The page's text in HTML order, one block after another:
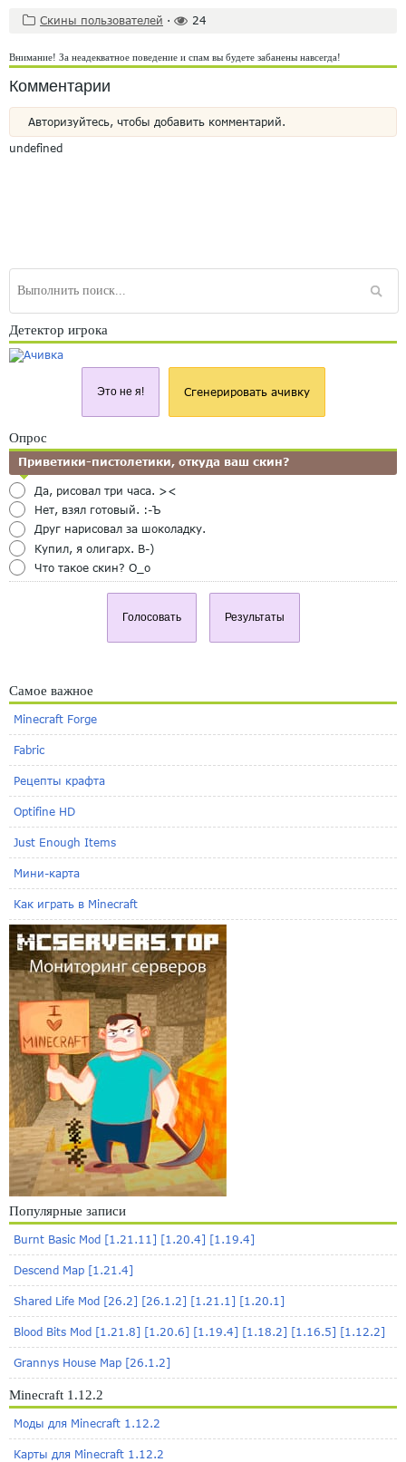
Скины пользователей · 24
Внимание! За неадекватное поведение и спам вы будете забанены навсегда!
Комментарии
Авторизуйтесь, чтобы добавить комментарий.
undefined
Детектор игрока
Это не я! Сгенерировать ачивку
Опрос
Приветики-пистолетики, откуда ваш скин?
Да, рисовал три часа. ><
Нет, взял готовый. :-Ъ
Друг нарисовал за шоколадку.
Купил, я олигарх. B-)
Что такое скин? O_o
Голосовать Результаты
Самое важное
Minecraft Forge
Fabric
Рецепты крафта
Optifine HD
Just Enough Items
Мини-карта
Как играть в Minecraft
Популярные записи
Burnt Basic Mod [1.21.11] [1.20.4] [1.19.4]
Descend Map [1.21.4]
Shared Life Mod [26.2] [26.1.2] [1.21.1] [1.20.1]
Blood Bits Mod [1.21.8] [1.20.6] [1.19.4] [1.18.2] [1.16.5] [1.12.2]
Grannys House Map [26.1.2]
Minecraft 1.12.2
Моды для Minecraft 1.12.2
Карты для Minecraft 1.12.2